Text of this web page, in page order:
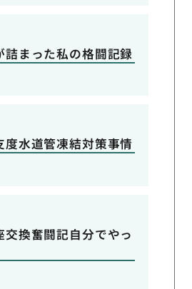
詰まった私の格闘記録
度水道管凍結対策事情
交換奮闘記自分でやっ